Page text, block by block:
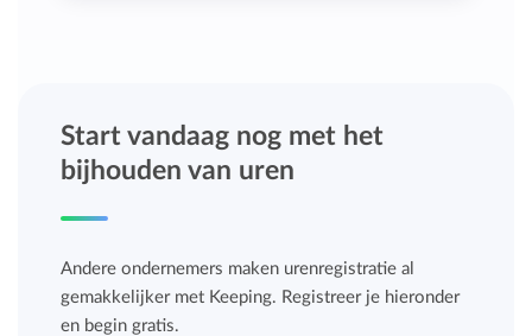
Start vandaag nog met het
bijhouden van uren
Andere ondernemers maken urenregistratie al
gemakkelijker met Keeping. Registreer je hieronder
en begin gratis.